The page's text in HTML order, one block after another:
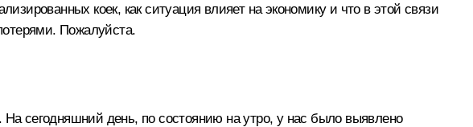
коек, как ситуация влияет на экономику и что в этой связи
Пожалуйста.
сегодняшний день, по состоянию на утро, у нас было выявлено